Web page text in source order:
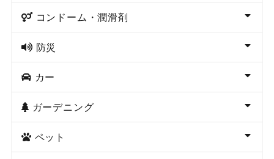
コンドーム・潤滑剤
防災
カー
ガーデニング
ペット